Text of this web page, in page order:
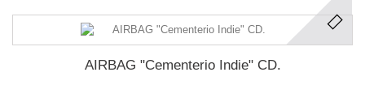
AIRBAG "Cementerio Indie" CD.